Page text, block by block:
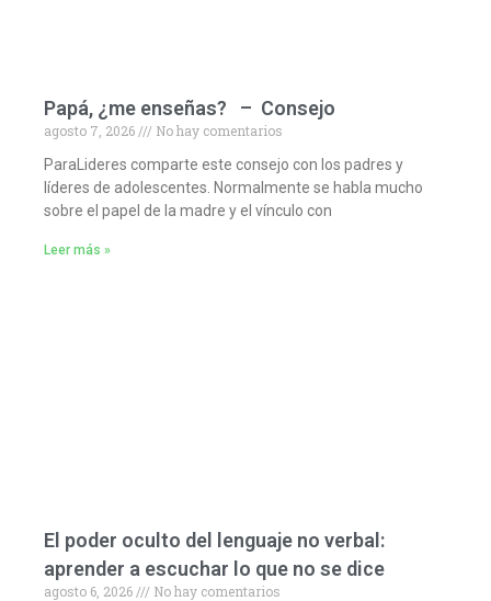
Papá, ¿me enseñas? – Consejo
agosto 7, 2026
No hay comentarios
ParaLideres comparte este consejo con los padres y
líderes de adolescentes. Normalmente se habla mucho
sobre el papel de la madre y el vínculo con
Leer más »
El poder oculto del lenguaje no verbal:
aprender a escuchar lo que no se dice
agosto 6, 2026
No hay comentarios